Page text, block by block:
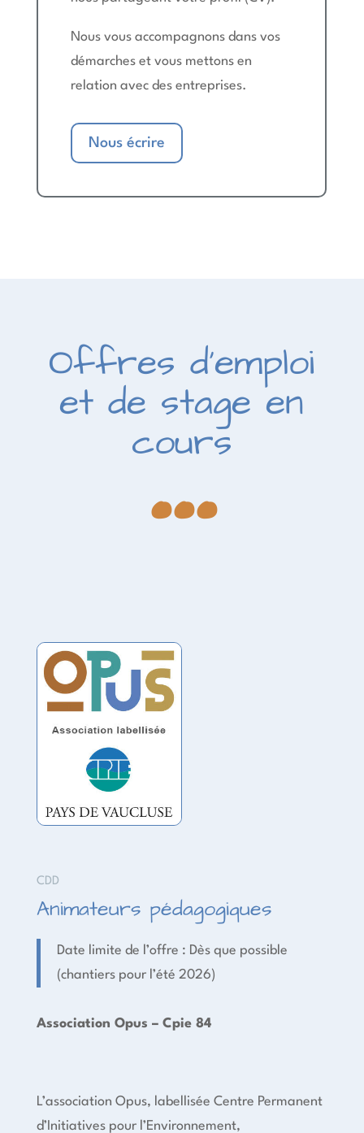
Nous vous accompagnons dans vos
démarches et vous mettons en
relation avec des entreprises.
Nous écrire
Offres d'emploi
et de stage en
cours
...
CDD
Animateurs pédagogiques
Date limite de l’offre : Dès que possible
(chantiers pour l’été 2026)
Association Opus – Cpie 84
L’association Opus, labellisée Centre Permanent
d’Initiatives pour l’Environnement,